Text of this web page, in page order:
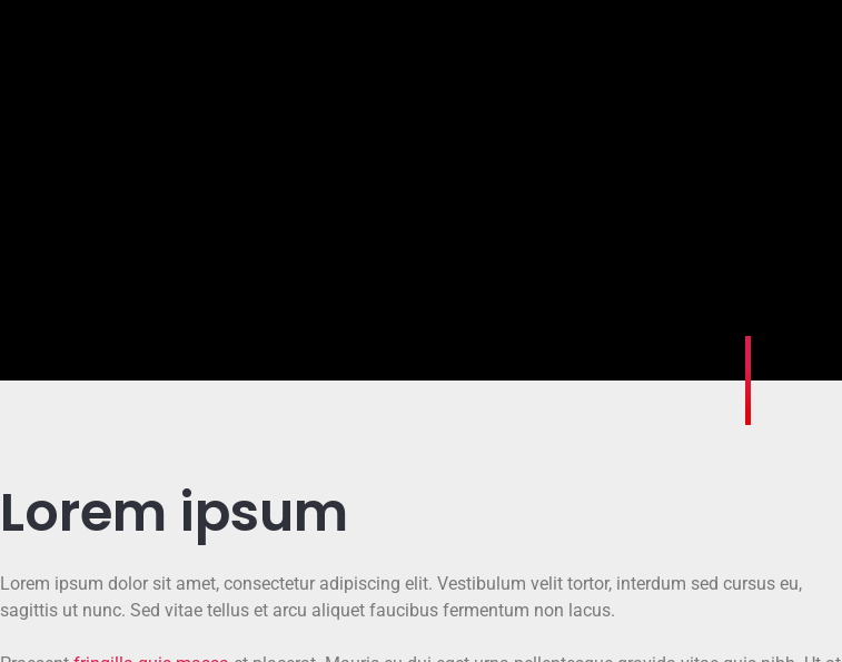
Lorem ipsum
Lorem ipsum dolor sit amet, consectetur adipiscing elit. Vestibulum velit tortor, interdum sed cursus eu,
sagittis ut nunc. Sed vitae tellus et arcu aliquet faucibus fermentum non lacus.